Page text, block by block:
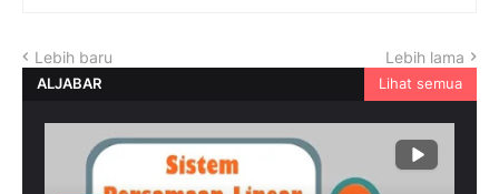
Lebih baru Lebih lama
ALJABAR Lihat semua